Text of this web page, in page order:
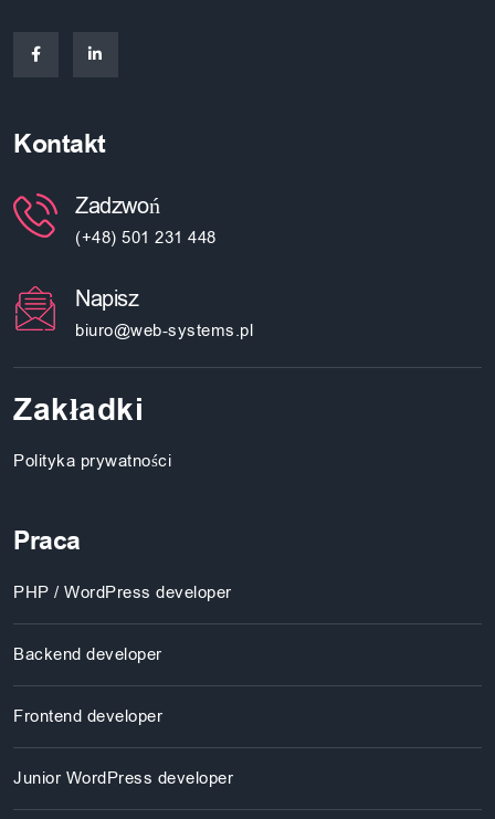
Kontakt
Zadzwoń
(+48) 501 231 448
Napisz
biuro@web-systems.pl
Zakładki
Polityka prywatności
Praca
PHP / WordPress developer
Backend developer
Frontend developer
Junior WordPress developer